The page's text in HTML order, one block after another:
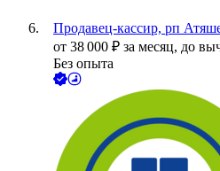
Продавец-кассир, рп
от 38 000 ₽ за месяц, до
Без опыта